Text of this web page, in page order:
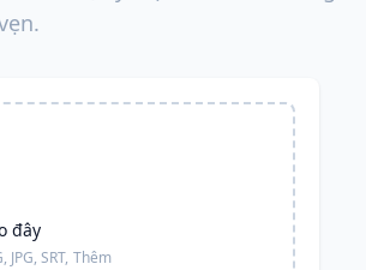
đây
JPG, SRT, Thêm